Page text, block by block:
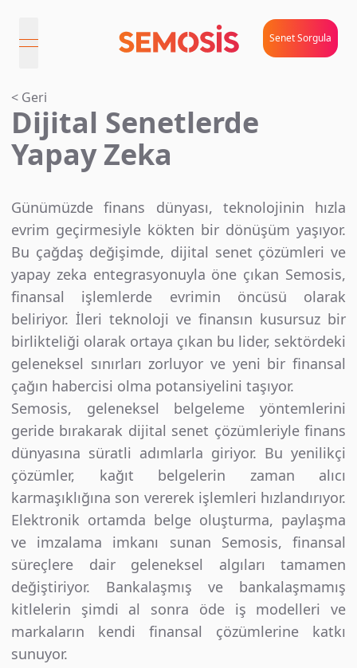
open navigation menu
Senet Sorgula
< Geri
Dijital Senetlerde
Yapay Zeka
Günümüzde finans dünyası, teknolojinin hızla
evrim geçirmesiyle kökten bir dönüşüm yaşıyor.
Bu çağdaş değişimde, dijital senet çözümleri ve
yapay zeka entegrasyonuyla öne çıkan Semosis,
finansal işlemlerde evrimin öncüsü olarak
beliriyor. İleri teknoloji ve finansın kusursuz bir
birlikteliği olarak ortaya çıkan bu lider, sektördeki
geleneksel sınırları zorluyor ve yeni bir finansal
çağın habercisi olma potansiyelini taşıyor.
Semosis, geleneksel belgeleme yöntemlerini
geride bırakarak dijital senet çözümleriyle finans
dünyasına süratli adımlarla giriyor. Bu yenilikçi
çözümler, kağıt belgelerin zaman alıcı
karmaşıklığına son vererek işlemleri hızlandırıyor.
Elektronik ortamda belge oluşturma, paylaşma
ve imzalama imkanı sunan Semosis, finansal
süreçlere dair geleneksel algıları tamamen
değiştiriyor. Bankalaşmış ve bankalaşmamış
kitlelerin şimdi al sonra öde iş modelleri ve
markaların kendi finansal çözümlerine katkı
sunuyor.